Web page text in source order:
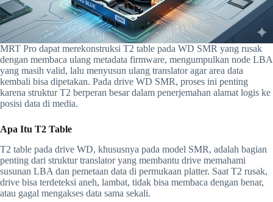
MRT Pro dapat merekonstruksi T2 table pada WD SMR yang rusak
dengan membaca ulang metadata firmware, mengumpulkan node LBA
yang masih valid, lalu menyusun ulang translator agar area data
kembali bisa dipetakan. Pada drive WD SMR, proses ini penting
karena struktur T2 berperan besar dalam penerjemahan alamat logis ke
posisi data di media.
Apa Itu T2 Table
T2 table pada drive WD, khususnya pada model SMR, adalah bagian
penting dari struktur translator yang membantu drive memahami
susunan LBA dan pemetaan data di permukaan platter. Saat T2 rusak,
drive bisa terdeteksi aneh, lambat, tidak bisa membaca dengan benar,
atau gagal mengakses data sama sekali.